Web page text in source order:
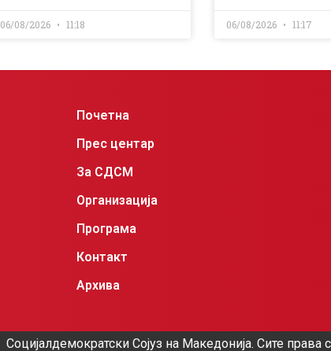
06/08/2026 11:18 06/08/2026 11:17
Почетна
Прес центар
За СДСМ
Организација
Програма
Контакт
Архива
Социјалдемократски Сојуз на Македонија. Сите права